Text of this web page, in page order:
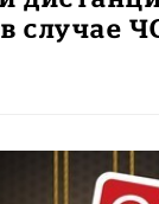
случае